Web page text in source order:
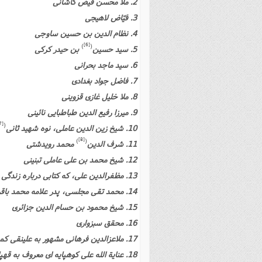
3. فیّاض لاهیجى
4. نظام الدین بن حسین ساوجى
5. سید حسین
(
[6]
) بن حیدر کرکى
6. سید ماجد بحرانى
7. فاضل جواد بغدادى
8. ملا خلیل غازى قزوینى
9. میرزا رفیع الدین طباطبایى نائینى
10. شیخ زین الدین عاملى، نوه شهید ثانى
(
[7]
11. شرف الدین (
[8]
) محمد رویدشتى
12. شیخ محمد بن على عاملى تبنینى
13. مظفرالدین على، که کتابى درباره زندگى شیخ بهایى نوشته است.
14. محمد تقى مجلسى، پدر علامه محمد باقر مجلسى
15. شیخ محمود بن حسام الدین جزائرى
16. محقق سبزوارى
17. ملاعزالدین فرهانى مشهور به علینقى کمره اى، شاعر معروف
18. عنایة الله على کوهپایه اى معروف به قهپایى، نویسنده «مجمع الرجال»